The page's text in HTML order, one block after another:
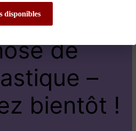
de
–
bientôt !
disponibles